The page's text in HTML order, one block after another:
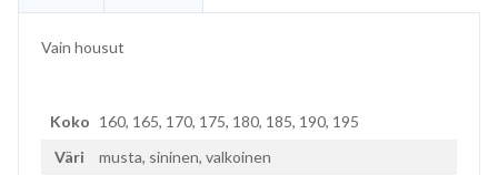
Vain housut
Koko 160, 165, 170, 175, 180, 185, 190, 195
Väri
musta, sininen, valkoinen